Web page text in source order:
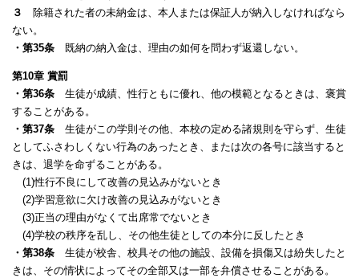
３
除籍された者の未納金は、本人または保証人が納入しなければなら
ない。
・第35条 既納の納入金は、理由の如何を問わず返還しない。
第10章 賞罰
・第36条 生徒が成績、性行ともに優れ、他の模範となるときは、褒賞
することがある。
・第37条 生徒がこの学則その他、本校の定める諸規則を守らず、生徒
としてふさわしくない行為のあったとき、または次の各号に該当すると
きは、退学を命ずることがある。
(1)性行不良にして改善の見込みがないとき
(2)学習意欲に欠け改善の見込みがないとき
(3)正当の理由がなくて出席常でないとき
(4)学校の秩序を乱し、その他生徒としての本分に反したとき
・第38条 生徒が校舎、校具その他の施設、設備を損傷又は紛失したと
きは、その情状によってその全部又は一部を弁償させることがある。